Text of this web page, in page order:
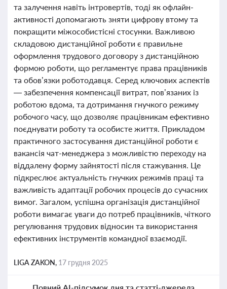
та залучення навіть інтровертів, тоді як офлайн-
активності допомагають зняти цифрову втому та
покращити міжособистісні стосунки. Важливою
складовою дистанційної роботи є правильне
оформлення трудового договору з дистанційною
формою роботи, що регламентує права працівників
та обов’язки роботодавця. Серед ключових аспектів
— забезпечення компенсації витрат, пов’язаних із
роботою вдома, та дотримання гнучкого режиму
робочого часу, що дозволяє працівникам ефективно
поєднувати роботу та особисте життя. Прикладом
практичного застосування дистанційної роботи є
вакансія чат-менеджера з можливістю переходу на
віддалену форму зайнятості після стажування. Це
підкреслює актуальність гнучких режимів праці та
важливість адаптації робочих процесів до сучасних
вимог. Загалом, успішна організація дистанційної
роботи вимагає уваги до потреб працівників, чіткого
регулювання трудових відносин та використання
ефективних інструментів командної взаємодії.
LIGA ZAKON, 17 грудня 2025